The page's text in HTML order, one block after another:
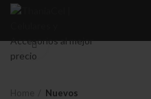
Click to enlarge
Nuevos